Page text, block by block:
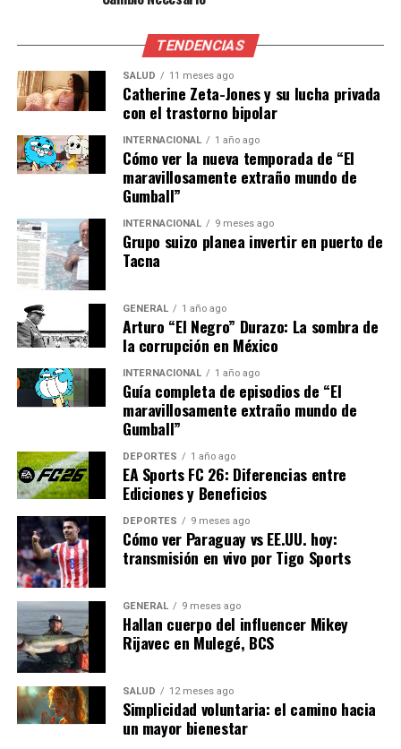
añadió López.
Por su parte, el gobierno ha anunciado una serie de
medidas para aliviar la presión sobre los consumidores,
incluyendo subsidios para el consumo de energía y
ayudas directas a los hogares de bajos ingresos. Sin
embargo, estas medidas han sido criticadas por algunos
sectores que las consideran insuficientes.
Perspectivas Futuras
El futuro económico de España dependerá en gran
medida de cómo se maneje la inflación en los próximos
meses. Los expertos sugieren que una combinación de
políticas fiscales y monetarias podría ser necesaria para
estabilizar los precios sin comprometer el crecimiento
económico.
Además, la colaboración internacional será clave para
abordar las causas subyacentes del aumento de los
precios de la energía. La Unión Europea ya está
trabajando en estrategias conjuntas para asegurar el
suministro y reducir la dependencia de fuentes externas.
En conclusión, el aumento del costo de vida en España
representa un desafío significativo que requerirá una
respuesta coordinada y multifacética. Mientras tanto,
los ciudadanos continúan enfrentando las dificultades
diarias de un entorno económico incierto, esperando
que las medidas adoptadas pronto comiencen a mostrar
resultados positivos.
NOTICIAS RELACIONADAS:
TENDENCIAS
SALUD 11 meses ago
Catherine Zeta-Jones y su lucha privada
con el trastorno bipolar
INTERNACIONAL 1 año ago
Cómo ver la nueva temporada de “El
maravillosamente extraño mundo de
Gumball”
INTERNACIONAL 9 meses ago
Grupo suizo planea invertir en puerto de
Tacna
GENERAL 1 año ago
Arturo “El Negro” Durazo: La sombra de
la corrupción en México
INTERNACIONAL 1 año ago
Guía completa de episodios de “El
maravillosamente extraño mundo de
Gumball”
DEPORTES 1 año ago
EA Sports FC 26: Diferencias entre
Ediciones y Beneficios
DEPORTES 9 meses ago
Cómo ver Paraguay vs EE.UU. hoy:
transmisión en vivo por Tigo Sports
GENERAL 9 meses ago
Hallan cuerpo del influencer Mikey
Rijavec en Mulegé, BCS
SALUD 12 meses ago
Simplicidad voluntaria: el camino hacia
un mayor bienestar